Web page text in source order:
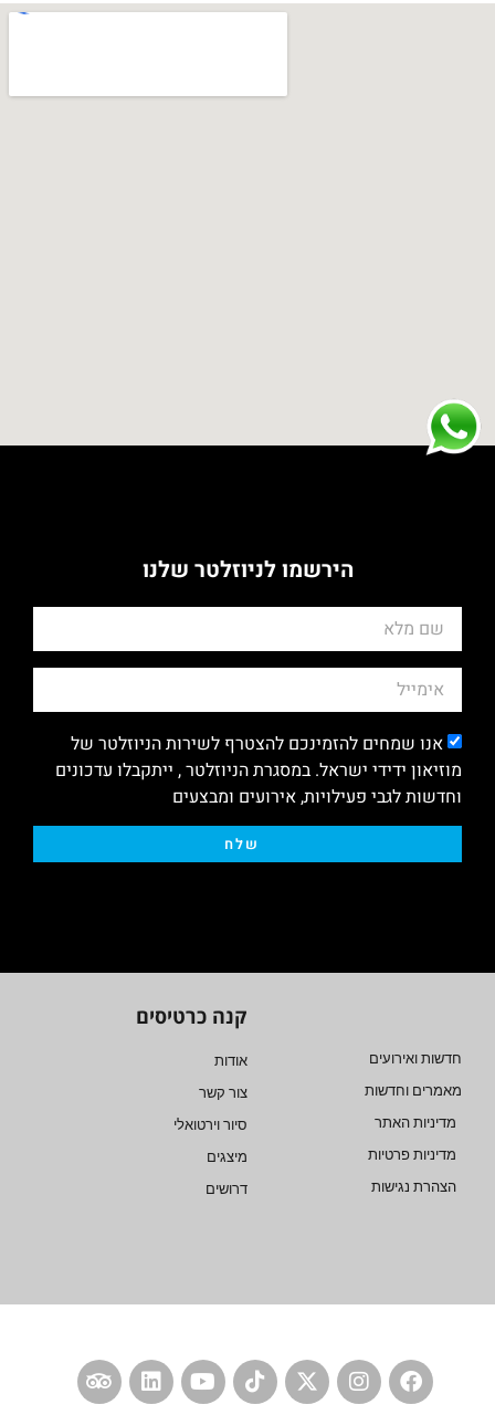
הירשמו לניוזלטר שלנו
אנו שמחים להזמינכם להצטרף לשירות הניוזלטר של
מוזיאון ידידי ישראל. במסגרת הניוזלטר , ייתקבלו עדכונים
וחדשות לגבי פעילויות, אירועים ומבצעים
שלח
חדשות ואירועים
מאמרים וחדשות
מדיניות האתר
מדיניות פרטיות
הצהרת נגישות
קנה כרטיסים
אודות
צור קשר
סיור וירטואלי
מיצגים
דרושים